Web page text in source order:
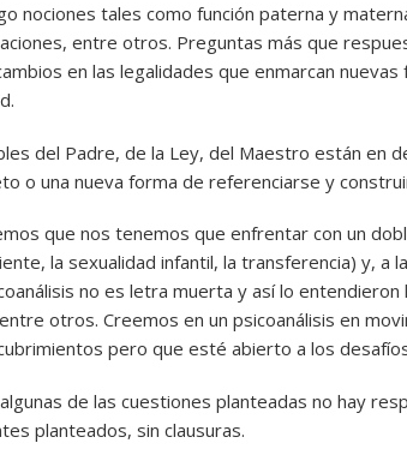
nociones tales como función paterna y
entre otros. Preguntas más que
en las legalidades que enmarcan
del Padre, de la Ley, del Maestro están en
o una nueva forma de referenciarse y
que nos tenemos que enfrentar con un
la sexualidad infantil, la transferencia) y,
no es letra muerta y así lo
otros. Creemos en un psicoanálisis en
pero que esté abierto a los
de las cuestiones planteadas no hay
planteados, sin clausuras.